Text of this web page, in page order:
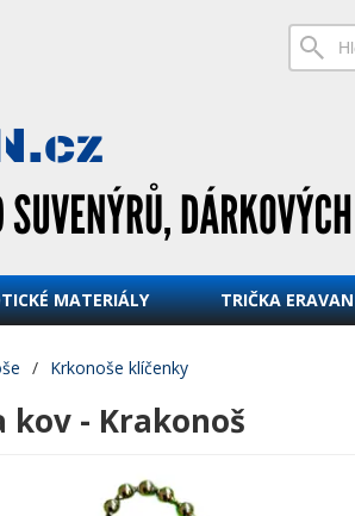
MATERIÁLY TRIČKA ERAVAN
/ Krkonoše klíčenky
kov - Krakonoš